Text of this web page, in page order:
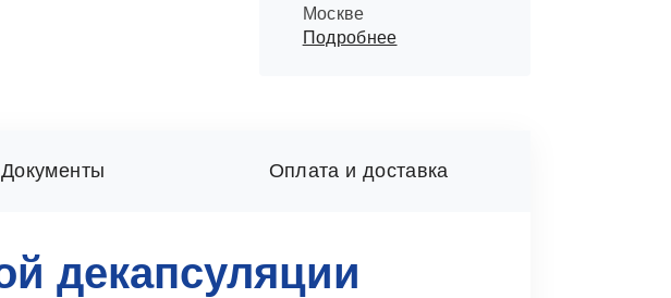
Москве
Подробнее
Документы Оплата и доставка
декапсуляции